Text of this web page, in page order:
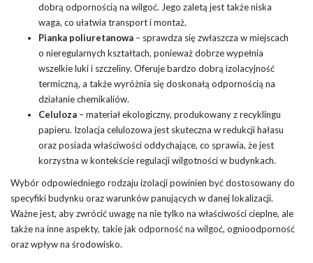
dobrą odpornością na wilgoć. Jego zaletą jest także niska
waga, co ułatwia transport i montaż.
Pianka poliuretanowa – sprawdza się zwłaszcza w miejscach
o nieregularnych kształtach, ponieważ dobrze wypełnia
wszelkie luki i szczeliny. Oferuje bardzo dobrą izolacyjność
termiczną, a także wyróżnia się doskonałą odpornością na
działanie chemikaliów.
Celuloza – materiał ekologiczny, produkowany z recyklingu
papieru. Izolacja celulozowa jest skuteczna w redukcji hałasu
oraz posiada właściwości oddychające, co sprawia, że jest
korzystna w kontekście regulacji wilgotności w budynkach.
Wybór odpowiedniego rodzaju izolacji powinien być dostosowany do
specyfiki budynku oraz warunków panujących w danej lokalizacji.
Ważne jest, aby zwrócić uwagę na nie tylko na właściwości cieplne, ale
także na inne aspekty, takie jak odporność na wilgoć, ognioodporność
oraz wpływ na środowisko.